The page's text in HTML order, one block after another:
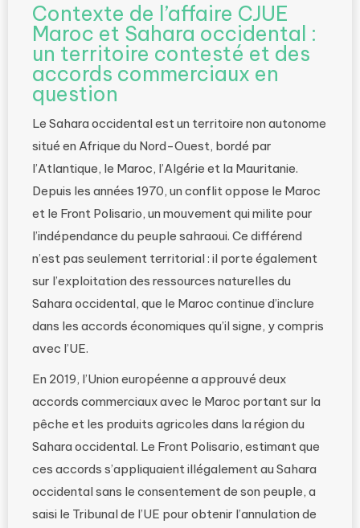
Contexte de l’affaire CJUE
Maroc et Sahara occidental :
un territoire contesté et des
accords commerciaux en
question
Le Sahara occidental est un territoire non autonome
situé en Afrique du Nord-Ouest, bordé par
l’Atlantique, le Maroc, l’Algérie et la Mauritanie.
Depuis les années 1970, un conflit oppose le Maroc
et le Front Polisario, un mouvement qui milite pour
l’indépendance du peuple sahraoui. Ce différend
n’est pas seulement territorial : il porte également
sur l’exploitation des ressources naturelles du
Sahara occidental, que le Maroc continue d’inclure
dans les accords économiques qu’il signe, y compris
avec l’UE.
En 2019, l’Union européenne a approuvé deux
accords commerciaux avec le Maroc portant sur la
pêche et les produits agricoles dans la région du
Sahara occidental. Le Front Polisario, estimant que
ces accords s’appliquaient illégalement au Sahara
occidental sans le consentement de son peuple, a
saisi le Tribunal de l’UE pour obtenir l’annulation de